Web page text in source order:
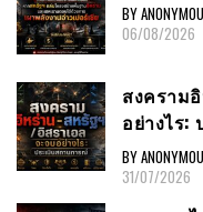
BY
06/08/2026
สงคราม
อย่างไร:
BY
31/07/2026